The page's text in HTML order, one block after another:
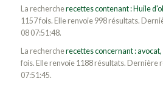
La rechercherecettes contenant : Huile
1157 fois. Elle renvoie 998 résultats.
08 07:51:48.
La rechercherecettes concernant : avocat,
fois. Elle renvoie 1188 résultats. Dernière
07:51:45.